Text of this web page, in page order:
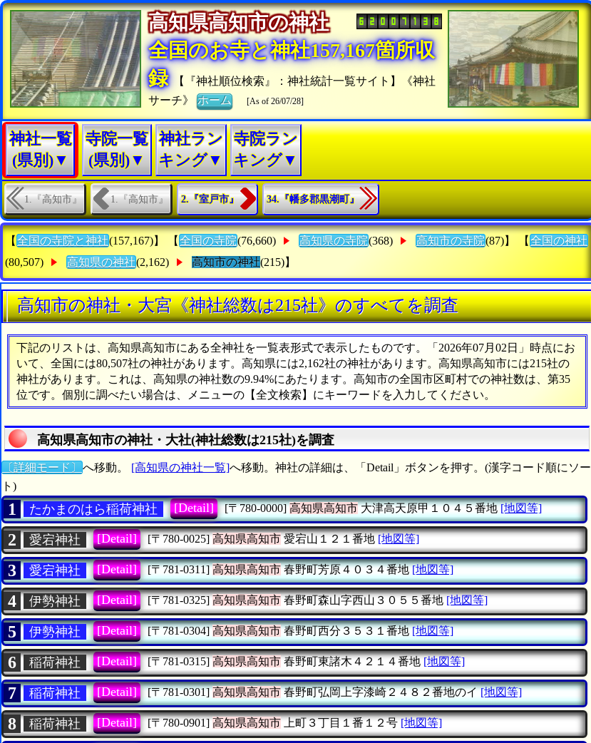
高知県高知市の神社
全国のお寺と神社157,167箇所収
録
【『神社順位検索』：神社統計一覧サイト】《神社
サーチ》ホーム [As of 26/07/28]
神社一覧
(県別)▼
寺院一覧
(県別)▼
神社ラン
キング▼
寺院ラン
キング▼
1.『高知市』 1.『高知市』 2.『室戸市』 34.『幡多郡黒潮町』
【 全国の寺院と神社(157,167)】 【 全国の寺院(76,660) 高知県の寺院(368) 高知市の寺院(87)】 【 全国の神社
(80,507)
高知県の神社(2,162) 高知市の神社(215)】
高知市の神社・大宮《神社総数は215社》のすべてを調査
下記のリストは、高知県高知市にある全神社を一覧表形式で表示したものです。「2026年07月02日」時点にお
いて、全国には80,507社の神社があります。高知県には2,162社の神社があります。高知県高知市には215社の
神社があります。これは、高知県の神社数の9.94%にあたります。高知市の全国市区町村での神社数は、第35
位です。個別に調べたい場合は、メニューの【全文検索】にキーワードを入力してください。
高知県高知市の神社・大社(神社総数は215社)を調査
〔詳細モード〕 へ移動。 [高知県の神社一覧]へ移動。神社の詳細は、「Detail」ボタンを押す。(漢字コード順にソー
ト)
1 たかまのはら稲荷神社 [Detail] [〒780-0000] 高知県高知市大津高天原甲１０４５番地 [地図等]
2 愛宕神社 [Detail] [〒780-0025] 高知県高知市愛宕山１２１番地 [地図等]
3 愛宕神社 [Detail] [〒781-0311] 高知県高知市春野町芳原４０３４番地 [地図等]
4 伊勢神社 [Detail] [〒781-0325] 高知県高知市春野町森山字西山３０５５番地 [地図等]
5 伊勢神社 [Detail] [〒781-0304] 高知県高知市春野町西分３５３１番地 [地図等]
6 稲荷神社 [Detail] [〒781-0315] 高知県高知市春野町東諸木４２１４番地 [地図等]
7 稲荷神社 [Detail] [〒781-0301] 高知県高知市春野町弘岡上字漆崎２４８２番地のイ [地図等]
8 稲荷神社 [Detail] [〒780-0901] 高知県高知市上町３丁目１番１２号 [地図等]